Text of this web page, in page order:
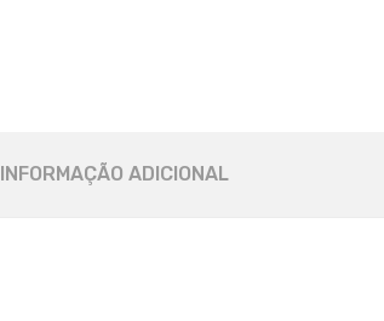
INFORMAÇÃO ADICIONAL